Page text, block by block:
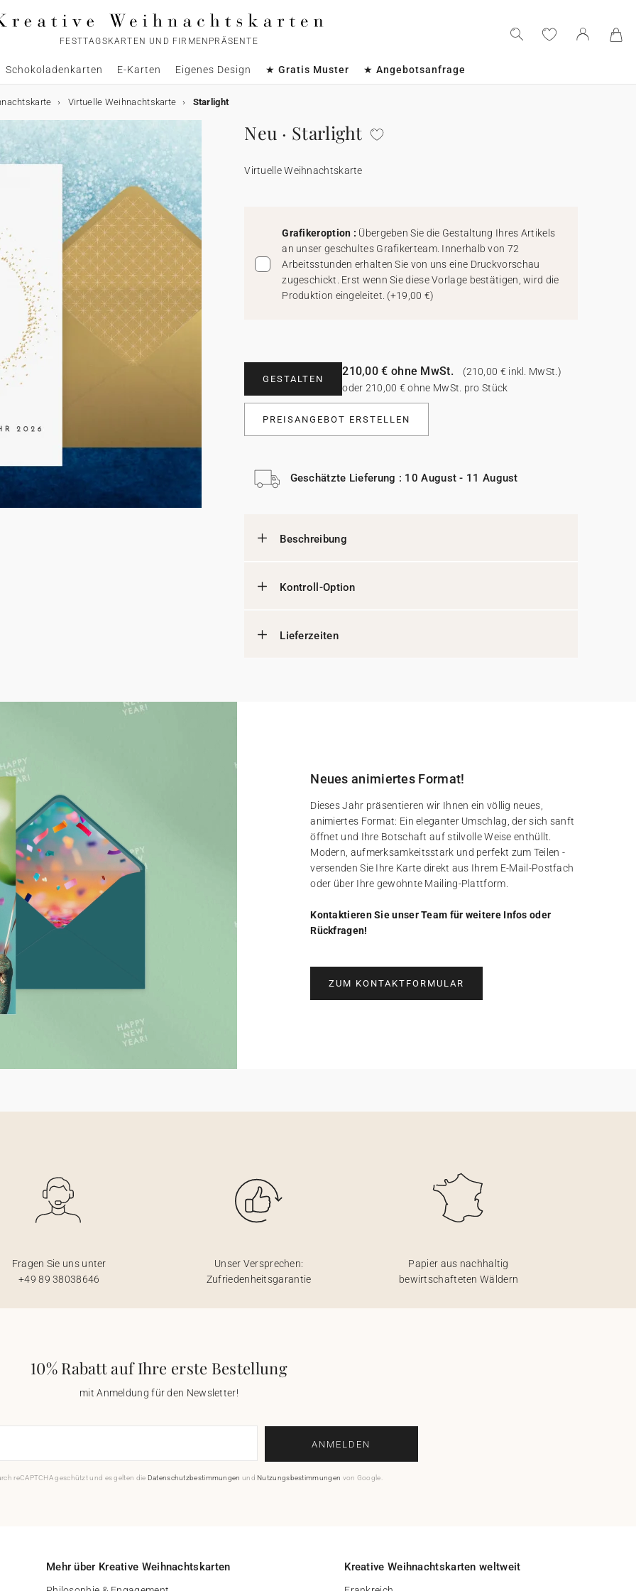
FESTTAGSKARTEN UND FIRMENPRÄSENTE
Schokoladenkarten E-Karten Eigenes Design ★ Gratis Muster ★ Angebotsanfrage
Virtuelle Weihnachtskarte Starlight
Neu · Starlight
Virtuelle Weihnachtskarte
Grafikeroption : Übergeben Sie die Gestaltung Ihres Artikels
an unser geschultes Grafikerteam. Innerhalb von 72
Arbeitsstunden erhalten Sie von uns eine Druckvorschau
zugeschickt. Erst wenn Sie diese Vorlage bestätigen, wird die
Produktion eingeleitet. (+19,00 €)
GESTALTEN
210,00 € ohne MwSt.
(210,00 € inkl. MwSt.)
oder 210,00 € ohne MwSt. pro Stück
PREISANGEBOT ERSTELLEN
Geschätzte Lieferung : 10 August - 11 August
Beschreibung
Kontroll-Option
Lieferzeiten
Neues animiertes Format!
Dieses Jahr präsentieren wir Ihnen ein völlig neues,
animiertes Format: Ein eleganter Umschlag, der sich sanft
öffnet und Ihre Botschaft auf stilvolle Weise enthüllt.
Modern, aufmerksamkeitsstark und perfekt zum Teilen -
versenden Sie Ihre Karte direkt aus Ihrem E-Mail-Postfach
oder über Ihre gewohnte Mailing-Plattform.
Kontaktieren Sie unser Team für weitere Infos oder
Rückfragen!
ZUM KONTAKTFORMULAR
Fragen Sie uns unter
+49 89 38038646
Unser Versprechen:
Zufriedenheitsgarantie
Papier aus nachhaltig
bewirtschafteten Wäldern
10% Rabatt auf Ihre erste Bestellung
mit Anmeldung für den Newsletter!
ANMELDEN
reCAPTCHA geschützt und es gelten die Datenschutzbestimmungen und Nutzungsbestimmungen von Google.
Mehr über Kreative Weihnachtskarten Kreative Weihnachtskarten weltweit